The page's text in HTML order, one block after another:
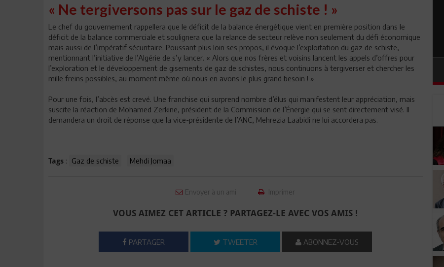
« Ne tergiversons pas sur le gaz de schiste ! »
Le chef du gouvernement rappellera que le déficit de la balance énergétique vient en première position dans le
déficit de la balance commerciale et soulignera que la relance de secteur relève non seulement du défi économique
mais aussi de l’impératif sécuritaire. Poussant plus loin ses propos, il évoque l’exploitation du gaz de schiste,
mentionnant l’initiative de l’Algérie de s’y lancer. « Alors que nos frères et voisins lancent les appels d’offres pour
l’exploration et le développement de gisements de gaz de schistes, nous continuons à tergiverser et chercher les
mille freins possibles, au moment même où nous en avons le plus grand besoin ! »
Pour une fois, l’abcès est crevé. Une franchise qui surprend nombre d’élus qui manifestent leur appréciation, mais
suscite la réaction de Mohamed Zerkine, président de la Commission de l’Énergie qui se sent directement visé. Il
demandera un droit de réponse que la vice-présidente de l’ANC, Mehrezia Laabidi ne lui accordera pas.
Tags : Gaz de schiste Mehdi Jomaa
Envoyer à un ami Imprimer
VOUS AIMEZ CET ARTICLE ? PARTAGEZ-LE AVEC VOS AMIS !
PARTAGER TWEETER ABONNEZ-VOUS